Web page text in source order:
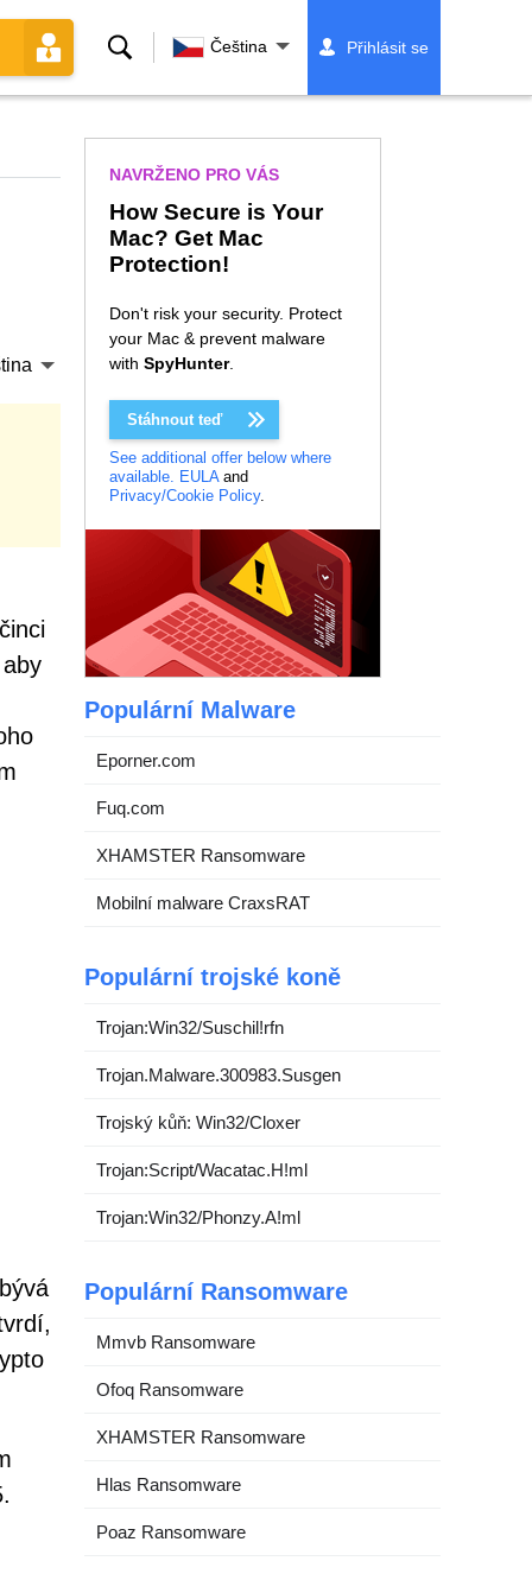
VyhledáváníČeština Přihlásit se
NAVRŽENO PRO VÁS
How Secure is Your
Mac? Get Mac
Protection!
Don't risk your security. Protect
your Mac & prevent malware
with SpyHunter.
Stáhnout teď
See additional offer below where
available. EULAand
Privacy/Cookie Policy.
Populární Malware
Eporner.com
Fuq.com
XHAMSTER Ransomware
Mobilní malware CraxsRAT
Populární trojské koně
Trojan:Win32/Suschil!rfn
Trojan.Malware.300983.Susgen
Trojský kůň: Win32/Cloxer
Trojan:Script/Wacatac.H!ml
Trojan:Win32/Phonzy.A!ml
Populární Ransomware
Mmvb Ransomware
Ofoq Ransomware
XHAMSTER Ransomware
Hlas Ransomware
Poaz Ransomware